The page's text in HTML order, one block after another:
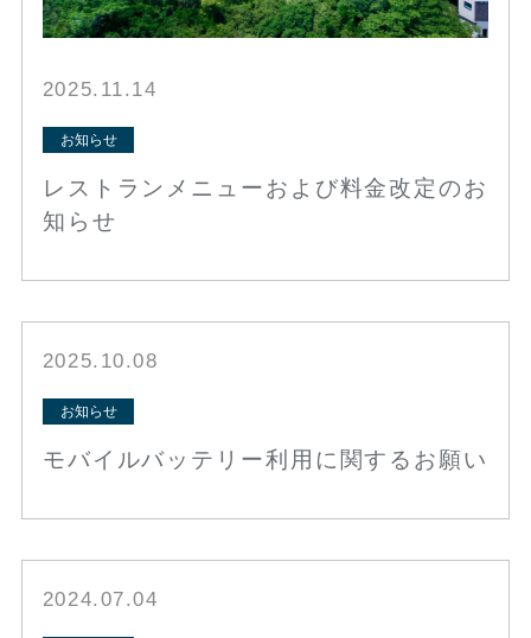
2025.11.14
お知らせ
レストランメニューおよび料金改定のお
知らせ
2025.10.08
お知らせ
モバイルバッテリー利用に関するお願い
2024.07.04